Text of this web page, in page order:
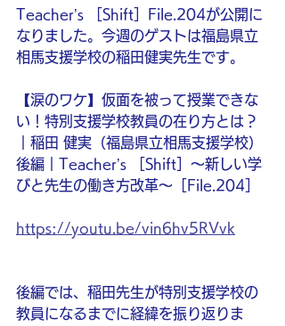
Teacher’s ［Shift］File.204が公開に
なりました。今週のゲストは福島県立
相馬支援学校の稲田健実先生です。
【涙のワケ】仮面を被って授業できな
い！特別支援学校教員の在り方とは？
｜稲田 健実（福島県立相馬支援学校）
後編｜Teacher’s ［Shift］〜新しい学
びと先生の働き方改革〜［File.204］
https://youtu.be/vin6hv5RVvk
後編では、稲田先生が特別支援学校の
教員になるまでに経緯を振り返りま